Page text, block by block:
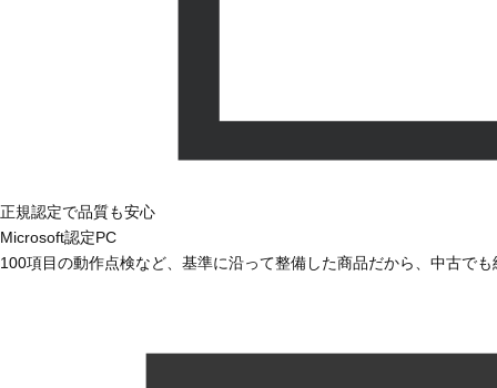
正規認定で品質も安心
Microsoft認定PC
100項目の動作点検など、基準に沿って整備した商品だから、中古で